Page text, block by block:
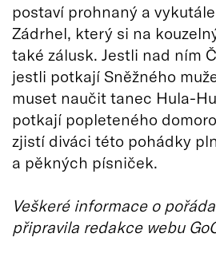
postaví prohnaný a
Zádrhel, který si na
také zálusk. Jestli nad ním
jestli potkají Sněžného
muset naučit tanec Hula-
potkají popleteného
zjistí diváci této pohádky
a pěkných písniček.
Veškeré informace o
připravila redakce webu